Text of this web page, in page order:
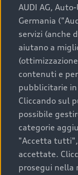
La
un’auto
Scegliere un’auto
convenienza,
acquisto sicuro, è
determinanti
marchio. Audi
Prima Scelta :plus
AUDI AG,
Germania
servizi (anche
aiutano a
contenuti e
pubblicitarie
Cliccando sul
possibile
categorie
"Accetta tutti",
accettate.
prosegui nella